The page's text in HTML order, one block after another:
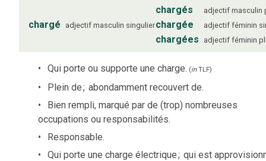
chargé adjectif masculin singulier
chargés adjectif masculin
chargée adjectif féminin
chargées adjectif féminin
Qui porte ou supporte une charge. (inTLF)
Plein de; abondamment recouvert de.
Bien rempli, marqué par de (trop) nombreuses
occupations ou responsabilités.
Responsable.
Qui porte une charge électrique; qui est